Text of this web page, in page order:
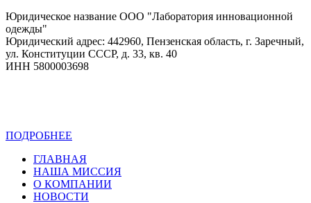
Юридическое название ООО "Лаборатория инновационной
одежды"
Юридический адрес: 442960, Пензенская область, г. Заречный,
ул. Конституции СССР, д. 33, кв. 40
ИНН 5800003698
ПОДРОБНЕЕ
ГЛАВНАЯ
НАША МИССИЯ
О КОМПАНИИ
НОВОСТИ